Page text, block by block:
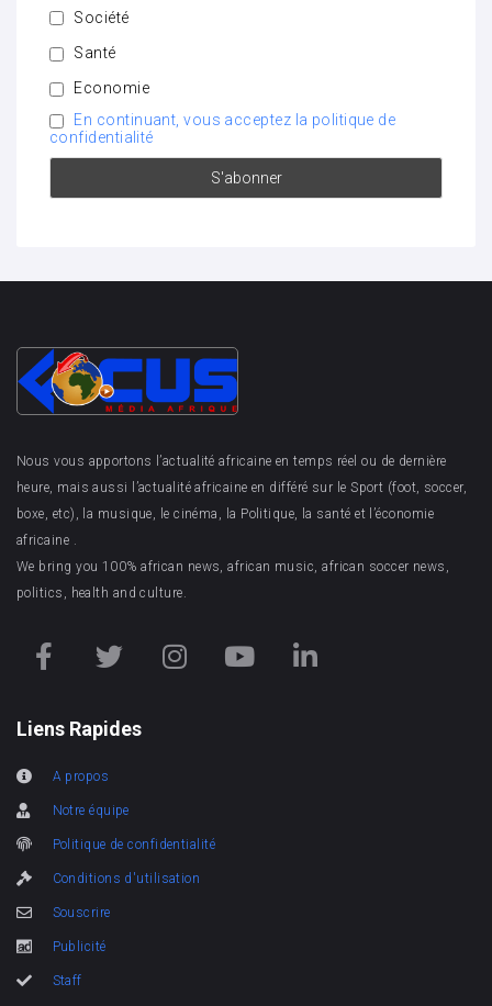
Société
Santé
Economie
En continuant, vous acceptez la politique de
confidentialité
Nous vous apportons l’actualité africaine en temps réel ou de dernière
heure, mais aussi l’actualité africaine en différé sur le Sport (foot, soccer,
boxe, etc), la musique, le cinéma, la Politique, la santé et l’économie
africaine .
We bring you 100% african news, african music, african soccer news,
politics, health and culture.
Liens Rapides
A propos
Notre équipe
Politique de confidentialité
Conditions d'utilisation
Souscrire
Publicité
Staff